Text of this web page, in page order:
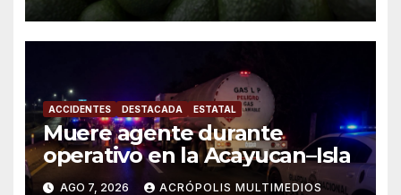
ACCIDENTES DESTACADA ESTATAL
Muere agente durante
operativo en la Acayucan–Isla
AGO 7, 2026 ACRÓPOLIS MULTIMEDIOS